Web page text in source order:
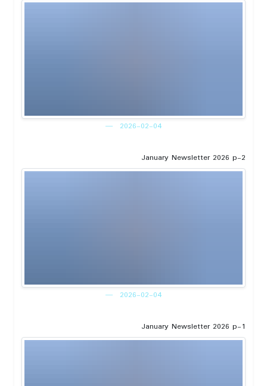
2026-02-04
January Newsletter 2026 p-2
2026-02-04
January Newsletter 2026 p-1